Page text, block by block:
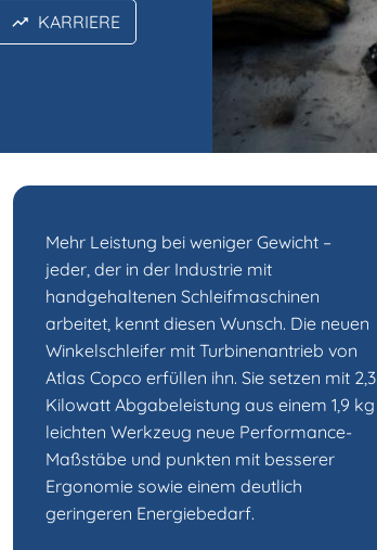
KARRIERE
Mehr Leistung bei weniger Gewicht –
jeder, der in der Industrie mit
handgehaltenen Schleifmaschinen
arbeitet, kennt diesen Wunsch. Die neuen
Winkelschleifer mit Turbinenantrieb von
Atlas Copco erfüllen ihn. Sie setzen mit 2,3
Kilowatt Abgabeleistung aus einem 1,9 kg
leichten Werkzeug neue Performance-
Maßstäbe und punkten mit besserer
Ergonomie sowie einem deutlich
geringeren Energiebedarf.